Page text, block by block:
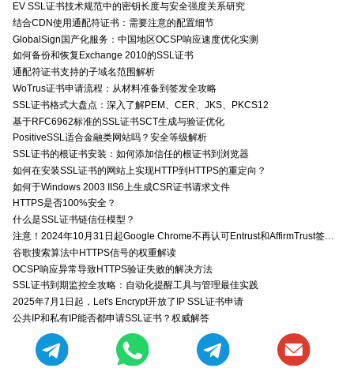
EV SSL证书技术规范中的密钥长度与安全强度关系研究
结合CDN使用通配符证书：需要注意的配置细节
GlobalSign国产化服务：中国地区OCSP响应速度优化实测
如何备份和恢复Exchange 2010的SSL证书
通配符证书支持的子域名范围解析
WoTrus证书申请流程：从材料准备到签发全攻略
SSL证书格式大盘点：深入了解PEM、CER、JKS、PKCS12
基于RFC6962标准的SSL证书SCT生成与验证优化
PositiveSSL适合金融类网站吗？安全等级解析
SSL证书的根证书安装：如何添加信任的根证书到浏览器
如何在安装SSL证书的网站上实现HTTP到HTTPS的重定向？
如何于Windows 2003 IIS6上生成CSR证书请求文件
HTTPS是否100%安全？
什么是SSL证书链信任模型？
注意！2024年10月31日起Google Chrome不再认可Entrust和AffirmTrust签发的TLS证书
谷歌搜索算法中HTTPS信号的权重解读
OCSP响应异常导致HTTPS验证失败的解决方法
SSL证书到期监控全攻略：自动化提醒工具与管理最佳实践
2025年7月1日起，Let's Encrypt开放了IP SSL证书申请
公共IP和私有IP能否都申请SSL证书？权威解答
SSL证书中的数字签名是什么？
使用curl/OpenSSL检测SSL证书状态的常用命令
国密SSL证书和国产SSL证书的区别有哪些？